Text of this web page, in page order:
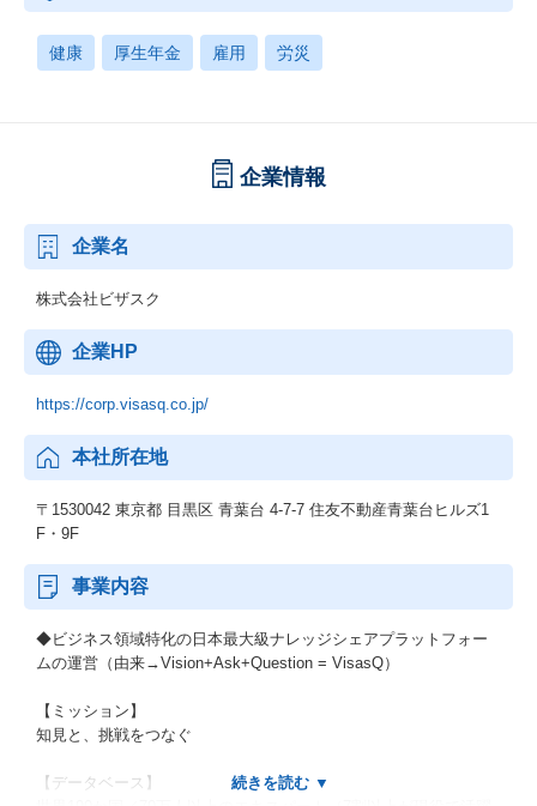
健康 厚生年金 雇用 労災
企業情報
企業名
株式会社ビザスク
企業HP
https://corp.visasq.co.jp/
本社所在地
〒1530042 東京都 目黒区 青葉台 4-7-7 住友不動産青葉台ヒルズ1
F・9F
事業内容
◆ビジネス領域特化の日本最大級ナレッジシェアプラットフォー
ムの運営（由来→Vision+Ask+Question = VisasQ）
【ミッション】
知見と、挑戦をつなぐ
【データベース】